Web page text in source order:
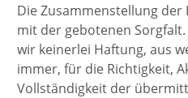
Die Zusammenstellung
mit der gebotenen
wir keinerlei Haftung, aus
immer, für die Richtigkeit,
Vollständigkeit der